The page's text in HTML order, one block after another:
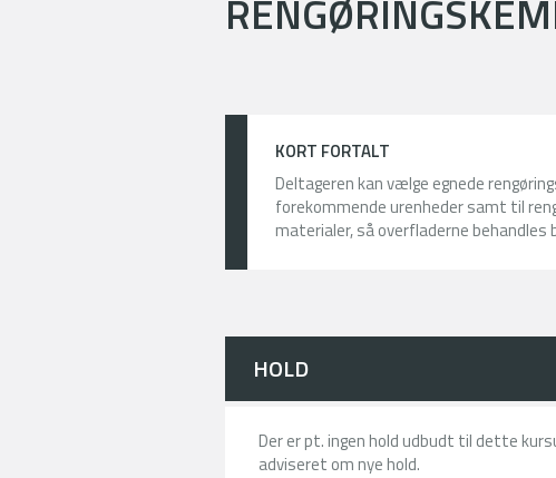
KORT FORTALT
Deltageren kan vælge egnede
forekommende urenheder samt til
materialer, så overfladerne behandles
HOLD
Der er pt. ingen hold udbudt til dette
adviseret om nye hold.